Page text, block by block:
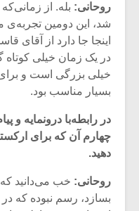
روحانی: بله. از
شد، این دومین تجربه‌ی
اینجا جا دارد از آقای
در یک زمان خیلی کوتاه
خیلی بزرگی است و برای
بسیار مناسب بود.
در ‌رابطه‌با درونمایه و
چهارم آن که برای
دهید.
روحانی: خب می‌دانید که
بسازد، رسم نبوده که
متن فیلم